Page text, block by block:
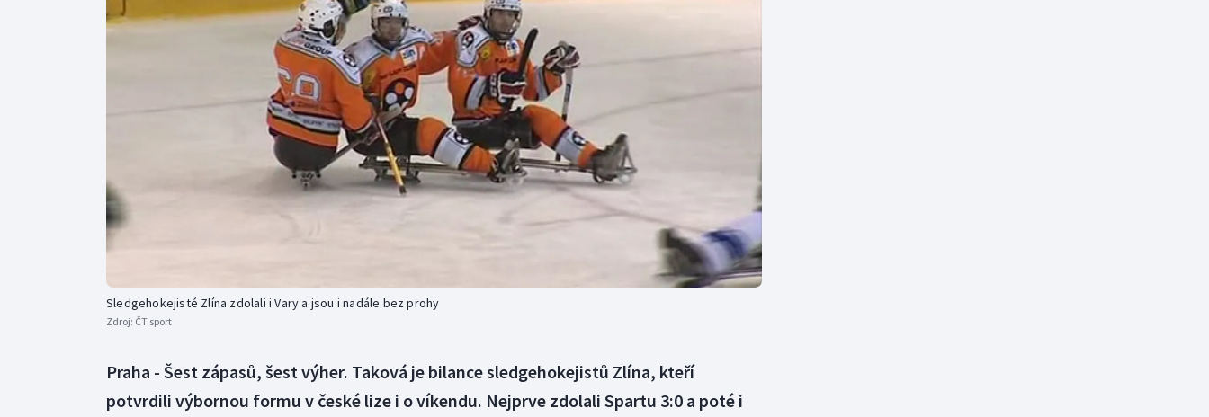
Curling
Dostihy
Florbal
Futsal
Golf
Moderní pětiboj
Motorsport
Olympijské hry
Parasport
Plavání
Plážový volejbal
Veslování
Sledgehokejisté Zlína zdolali i Vary a jsou i nadále bez prohy
Zdroj: ČT sport
Praha - Šest zápasů, šest výher. Taková je bilance sledgehokejistů Zlína, kteří
potvrdili výbornou formu v české lize i o víkendu. Nejprve zdolali Spartu 3:0 a poté i